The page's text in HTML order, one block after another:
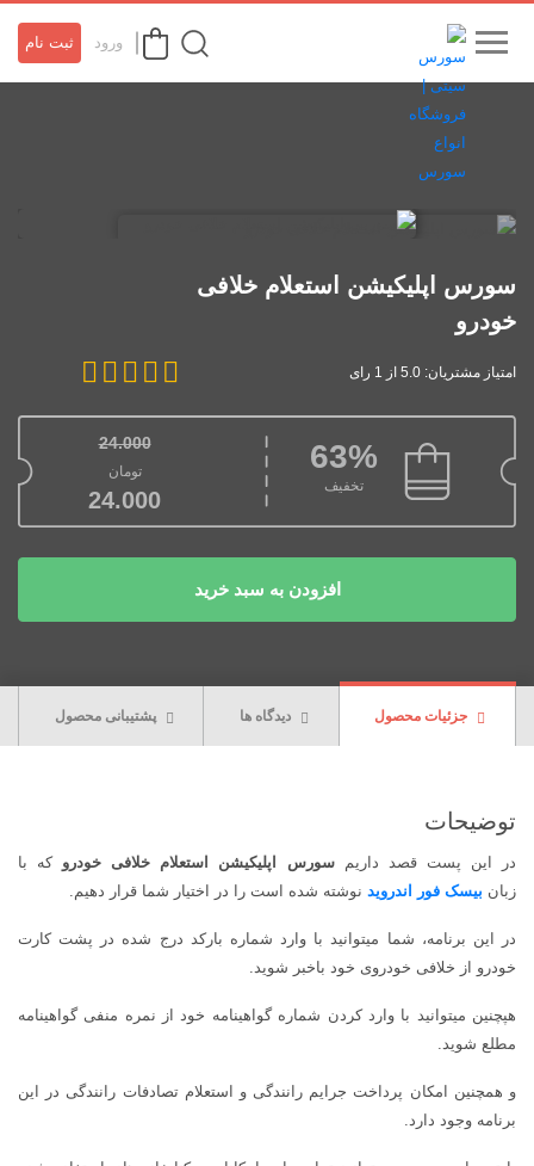
ورود ثبت نام
سورس اپلیکیشن استعلام خلافی
خودرو
امتیاز مشتریان: 5.0 از 1 رای
63%
تخفیف
24.000
قیمت اصلی:تومان
24.000
افزودن به سبد خرید
جزئیات محصول دیدگاه ها پشتیبانی محصول
توضیحات
در این پست قصد داریمسورس اپلیکیشن استعلام خلافی خودروکه با
زبان بیسک فور اندروید نوشته شده است را در اختیار شما قرار دهیم.
در این برنامه، شما میتوانید با وارد شماره بارکد درج شده در پشت کارت
خودرو از خلافی خودروی خود باخبر شوید.
هپچنین میتوانید با وارد کردن شماره گواهینامه خود از نمره منفی گواهینامه
مطلع شوید.
و همچنین امکان پرداخت جرایم رانندگی و استعلام تصادفات رانندگی در این
برنامه وجود دارد.